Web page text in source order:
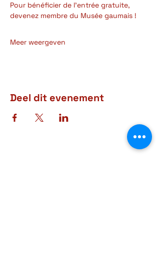
Pour bénéficier de l'entrée gratuite,
devenez membre du Musée gaumais !
Meer weergeven
Deel dit evenement